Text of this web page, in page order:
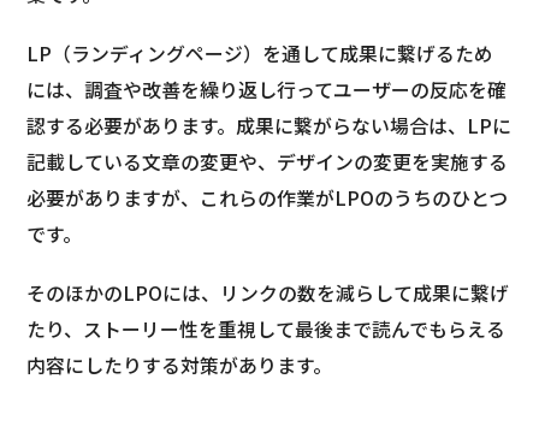
LP（ランディングページ）を通して成果に繋げるため
には、調査や改善を繰り返し行ってユーザーの反応を確
認する必要があります。成果に繋がらない場合は、LPに
記載している文章の変更や、デザインの変更を実施する
必要がありますが、これらの作業がLPOのうちのひとつ
です。
そのほかのLPOには、リンクの数を減らして成果に繋げ
たり、ストーリー性を重視して最後まで読んでもらえる
内容にしたりする対策があります。